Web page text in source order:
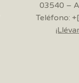
03540 –
Teléfono: